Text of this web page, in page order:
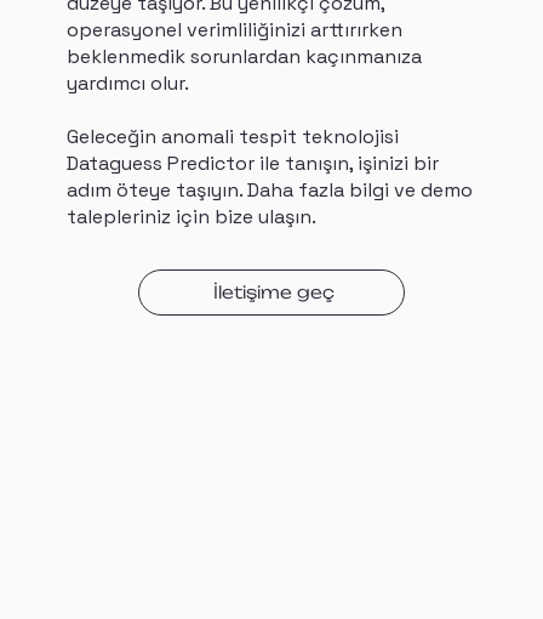
operasyonel verimliliğinizi arttırırken
beklenmedik sorunlardan kaçınmanıza
yardımcı olur.
Geleceğin anomali tespit teknolojisi
Dataguess Predictor ile tanışın, işinizi bir
adım öteye taşıyın. Daha fazla bilgi ve demo
talepleriniz için bize ulaşın.
İletişime geç